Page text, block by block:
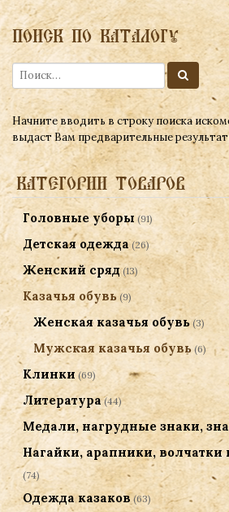
ПОИСК ПО КАТАЛОГУ
Начните вводить в строку поиска
выдаст Вам предварительные
КАТЕГОРИИ ТОВАРОВ
Головные уборы (91)
Детская одежда (26)
Женский сряд (13)
Казачья обувь (9)
Женская казачья обувь (3)
Мужская казачья обувь (6)
Клинки (69)
Литература (44)
Медали, нагрудные знаки,
Нагайки, арапники, волчатки
(74)
Одежда казаков (63)